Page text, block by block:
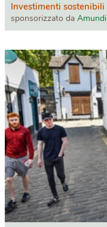
Investimenti sostenibili
sponsorizzato da Amundi